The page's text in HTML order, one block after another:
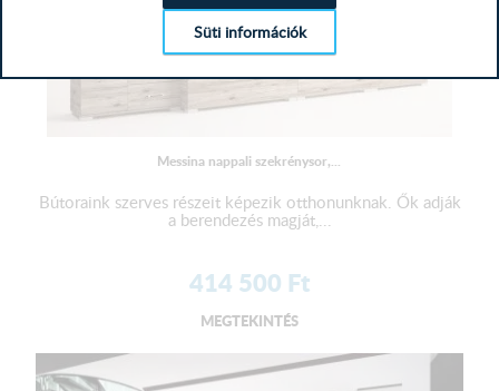
Messina nappali szekrénysor,...
Bútoraink szerves részeit képezik otthonunknak. Ők adják
a berendezés magját,...
414 500 Ft
MEGTEKINTÉS
Süti információk